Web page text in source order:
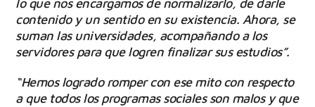
contenido y un sentido en su existencia. Ahora, se
suman las universidades, acompañando a los
servidores para que logren finalizar sus estudios”.
“Hemos logrado romper con ese mito con respecto
a que todos los programas sociales son malos y que